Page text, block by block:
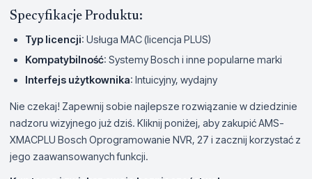
Specyfikacje Produktu:
Typ licencji: Usługa MAC (licencja PLUS)
Kompatybilność: Systemy Bosch i inne popularne marki
Interfejs użytkownika: Intuicyjny, wydajny
Nie czekaj! Zapewnij sobie najlepsze rozwiązanie w dziedzinie
nadzoru wizyjnego już dziś. Kliknij poniżej, aby zakupić AMS-
XMACPLU Bosch Oprogramowanie NVR, 27 i zacznij korzystać z
jego zaawansowanych funkcji.